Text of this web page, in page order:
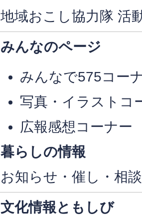
地域おこし協力隊 活
みんなのページ
みんなで575コー
写真・イラストコ
広報感想コーナー
暮らしの情報
お知らせ・催し・相談
文化情報ともしび